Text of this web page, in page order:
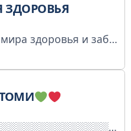
Все лучшее из мира здоровья и заботы о себе. Долгих,здоровых лет вам